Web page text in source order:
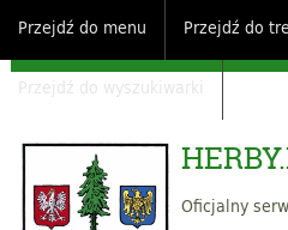
Przejdź do menu Przejdź do
Przejdź do wyszukiwarki
Oficjalny